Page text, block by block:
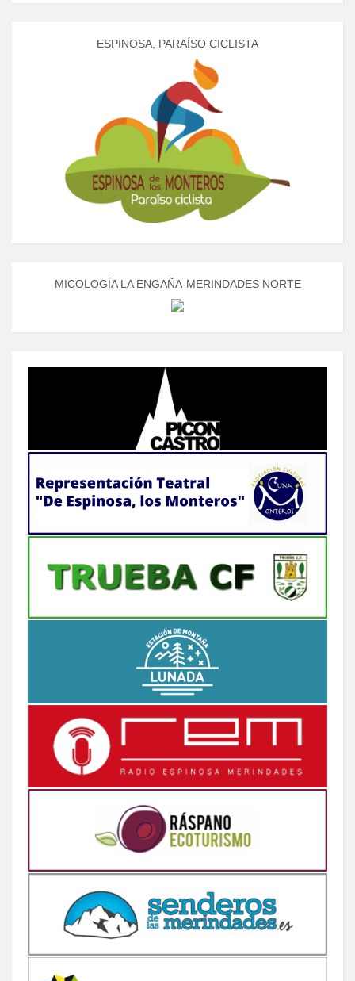
ESPINOSA, PARAÍSO CICLISTA
MICOLOGÍA LA ENGAÑA-MERINDADES NORTE